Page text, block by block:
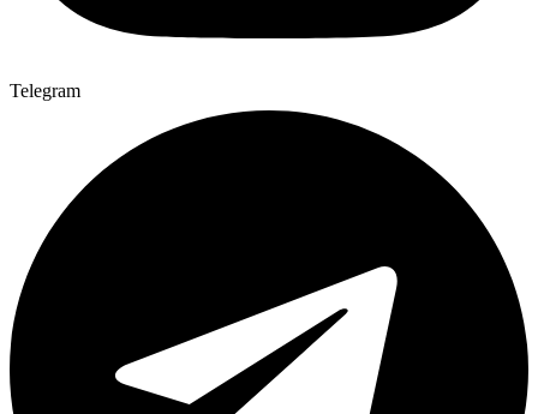
Telegram